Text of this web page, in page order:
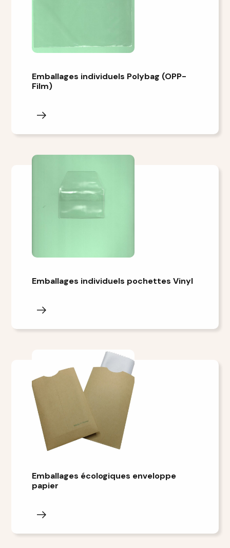
Emballages individuels Polybag (OPP-
Film)
Emballages individuels pochettes Vinyl
Emballages écologiques enveloppe
papier